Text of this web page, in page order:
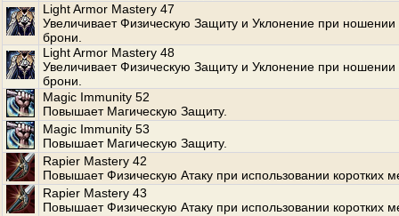
Light Armor Mastery 47
Увеличивает Физическую Защиту и Уклонение при ношении
брони.
Light Armor Mastery 48
Увеличивает Физическую Защиту и Уклонение при ношении
брони.
Magic Immunity 52
Повышает Магическую Защиту.
Magic Immunity 53
Повышает Магическую Защиту.
Rapier Mastery 42
Повышает Физическую Атаку при использовании коротких
Rapier Mastery 43
Повышает Физическую Атаку при использовании коротких